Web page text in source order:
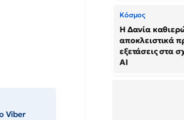
Viber
Κόσμος
Η Δανία
αποκλειστικά
εξετάσεις στα
AI